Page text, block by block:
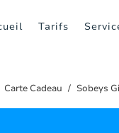
Tarifs
Carte Cadeau Sobeys